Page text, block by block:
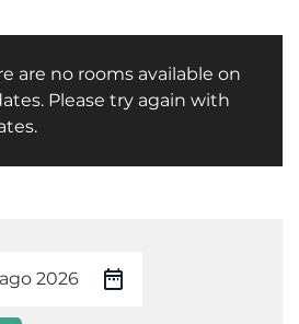
are no rooms available on
Please try again with